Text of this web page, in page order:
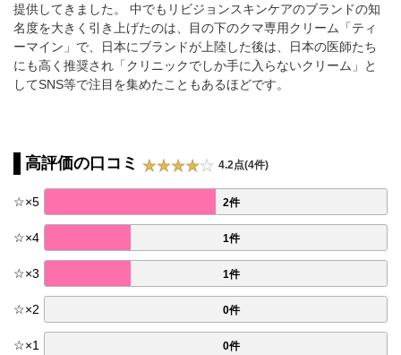
提供してきました。 中でもリビジョンスキンケアのブランドの知
名度を大きく引き上げたのは、目の下のクマ専用クリーム「ティ
ーマイン」で、日本にブランドが上陸した後は、日本の医師たち
にも高く推奨され「クリニックでしか手に入らないクリーム」と
してSNS等で注目を集めたこともあるほどです。
高評価の口コミ 4.2点(4件)
☆×5 2件
☆×4 1件
☆×3 1件
☆×2 0件
☆×1 0件